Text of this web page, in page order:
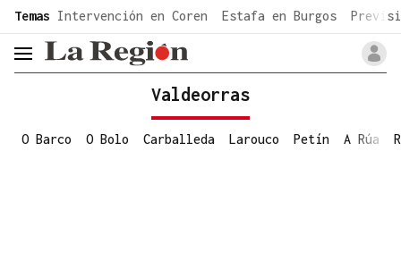
common.go-to-content
Temas Intervención en Coren Estafa en Burgos
header.menu.open
Valdeorras
O Barco O Bolo Carballeda Larouco Petín A Rúa